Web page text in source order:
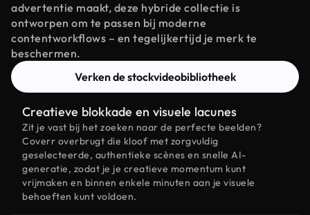
advertentie maakt, deze hybride collectie is
ontworpen om te passen bij moderne
contentworkflows – en tegelijkertijd je merk te
beschermen.
Verken de stockvideobibliotheek
Creatieve blokkade en visuele lacunes
Zit je vast bij het zoeken naar de perfecte beelden?
Coverr overbrugt die kloof met zorgvuldig
geselecteerde, authentieke scènes en snelle AI-
generatie, zodat je je creatieve momentum kunt
vrijmaken en binnen enkele minuten aan je visuele
behoeften kunt voldoen.